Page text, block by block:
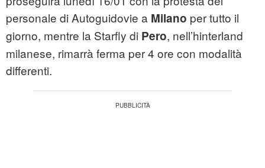
personale di Autoguidovie a Milano per tutto il
giorno, mentre la Starfly di Pero, nell’hinterland
milanese, rimarrà ferma per 4 ore con modalità
differenti.